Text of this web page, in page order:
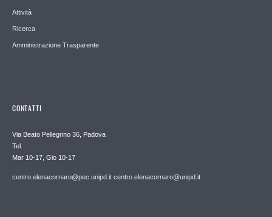
Attività
Ricerca
Amministrazione Trasparente
CONTATTI
Via Beato Pellegrino 36, Padova
Tel.
Mar 10-17, Gio 10-17
centro.elenacornaro@pec.unipd.it centro.elenacornaro@unipd.it